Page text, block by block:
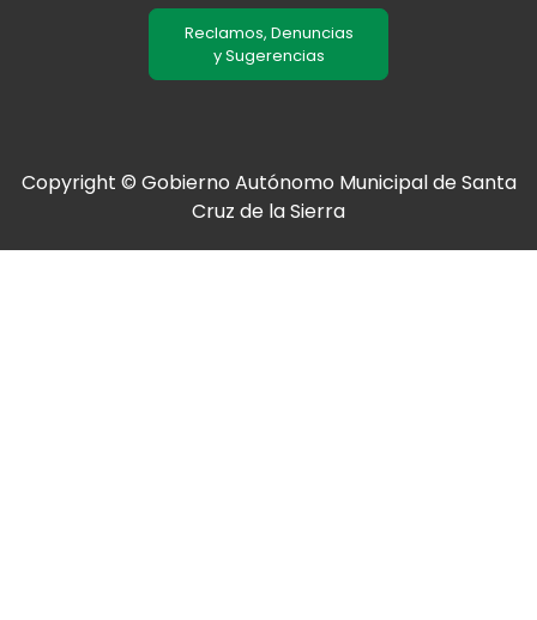
Reclamos, Denuncias
y Sugerencias
Copyright © Gobierno Autónomo Municipal de Santa
Cruz de la Sierra